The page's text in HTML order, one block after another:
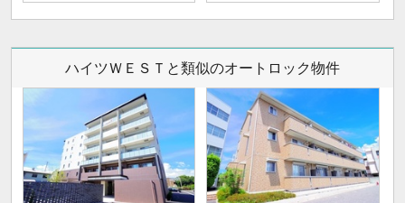
ハイツＷＥＳＴと類似のオートロック物件